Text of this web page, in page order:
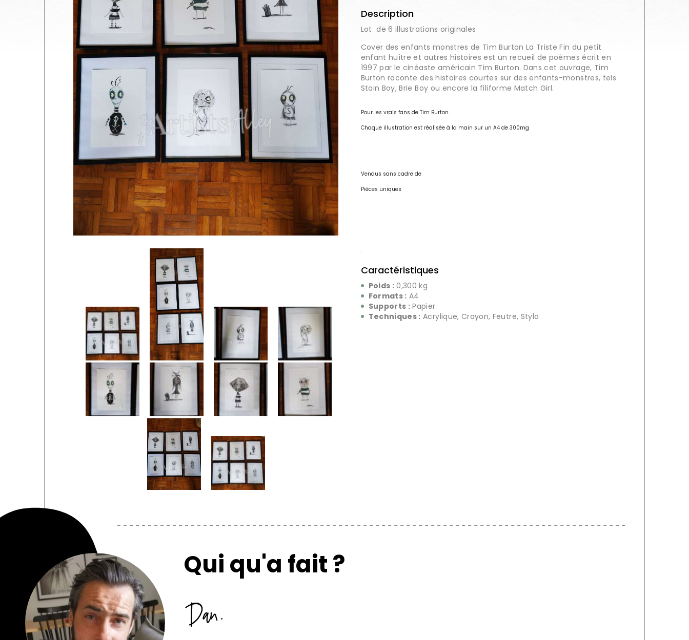
Description
Lot de 6 illustrations originales
Cover des enfants monstres de Tim Burton La Triste Fin du petit
enfant huître et autres histoires est un recueil de poèmes écrit en
1997 par le cinéaste américain Tim Burton. Dans cet ouvrage, Tim
Burton raconte des histoires courtes sur des enfants-monstres, tels
Stain Boy, Brie Boy ou encore la filiforme Match Girl.
Pour les vrais fans de Tim Burton.
Chaque illustration est réalisée à la main sur un A4 de 300mg
Vendus sans cadre de
Pièces uniques
.
Caractéristiques
Poids : 0,300 kg
Formats : A4
Supports : Papier
Techniques : Acrylique, Crayon, Feutre, Stylo
Qui qu'a fait ?
Dan.